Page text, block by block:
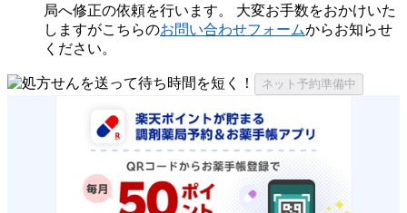
局へ修正の依頼を行います。 大変お手数をおかけいた
しますがこちらのお問い合わせフォームからお知らせ
ください。
ネット予約準備中